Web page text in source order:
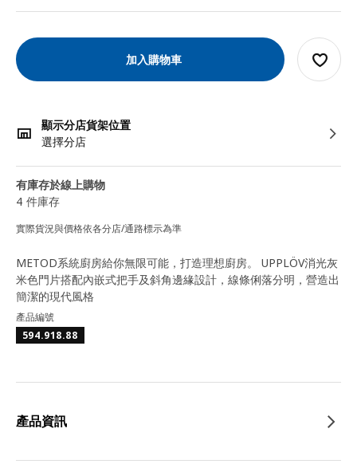
加入購物車
顯示分店貨架位置
選擇分店
有庫存於線上購物
4 件庫存
實際貨況與價格依各分店/通路標示為準
METOD系統廚房給你無限可能，打造理想廚房。 UPPLÖV消光灰
米色門片搭配內嵌式把手及斜角邊緣設計，線條俐落分明，營造出
簡潔的現代風格
產品編號
594.918.88
產品資訊